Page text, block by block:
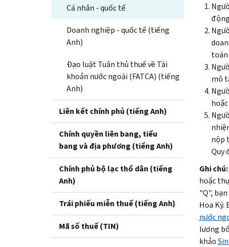
Cá nhân - quốc tế
Doanh nghiệp - quốc tế (tiếng
Anh)
Đạo luật Tuân thủ thuế về Tài
khoản nước ngoài (FATCA) (tiếng
Anh)
Liên kết chính phủ (tiếng Anh)
Chính quyền liên bang, tiểu
bang và địa phương (tiếng Anh)
Chính phủ bộ lạc thổ dân (tiếng
Anh)
Trái phiếu miễn thuế (tiếng Anh)
Mã số thuế (TIN)
toán
mô
hoặc
nộp
Quy
Ghi chú:
hoặc
"Q",
Hoa Kỳ.
nước
lương
khảo